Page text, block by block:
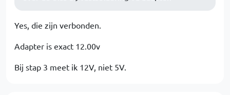
Yes, die zijn verbonden.
Adapter is exact 12.00v
Bij stap 3 meet ik 12V, niet 5V.